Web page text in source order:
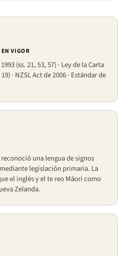
VIGOR
(ss. 21, 53, 57) · Ley de la Carta
· NZSL Act de 2006 · Estándar de
una lengua de signos
legislación primaria. La
el inglés y el te reo Māori como
Zelanda.